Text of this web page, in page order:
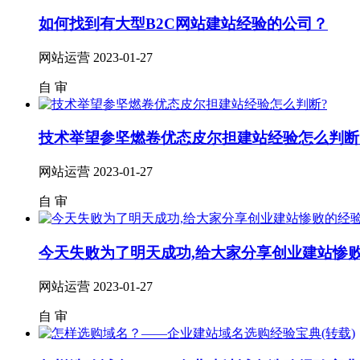
如何找到有大型B2C网站建站经验的公司？
网站运营 2023-01-27
自 审
技术举望参坚燃卷优态皮尔担建站经验怎么判
网站运营 2023-01-27
自 审
今天失败为了明天成功,给大家分享创业建站惨
网站运营 2023-01-27
自 审